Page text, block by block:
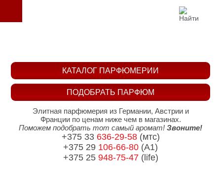
ПОДОБРАТЬ ПАРФЮМ
КАТАЛОГ ПАРФЮМЕРИИ
Элитная парфюмерия из Германии, Австрии и
Франции по ценам ниже чем в магазинах.
Поможем подобрать тот самый аромат! Звоните!
+375 33 636-29-58(мтс)
+375 29 106-66-80 (A1)
+375 25 948-75-47(life)